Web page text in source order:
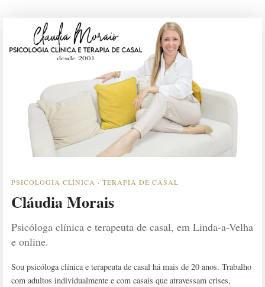
PSICOLOGIA CLÍNICA · TERAPIA DE CASAL
Cláudia Morais
Psicóloga clínica e terapeuta de casal, em Linda-a-Velha
e online.
Sou psicóloga clínica e terapeuta de casal há mais de 20 anos. Trabalho
com adultos individualmente e com casais que atravessam crises,